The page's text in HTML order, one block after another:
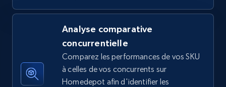
URL, Product id, Title, Seller name, Seller rating,
Seller reviews, Breadcrumbs, Root category, and
more.
Analyse comparative
concurrentielle
Comparez les performances de vos SKU
à celles de vos concurrents sur
Homedepot afin d'identifier les